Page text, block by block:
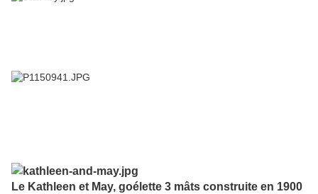
Le Kathleen et May, goélette 3 mâts construite en 1900